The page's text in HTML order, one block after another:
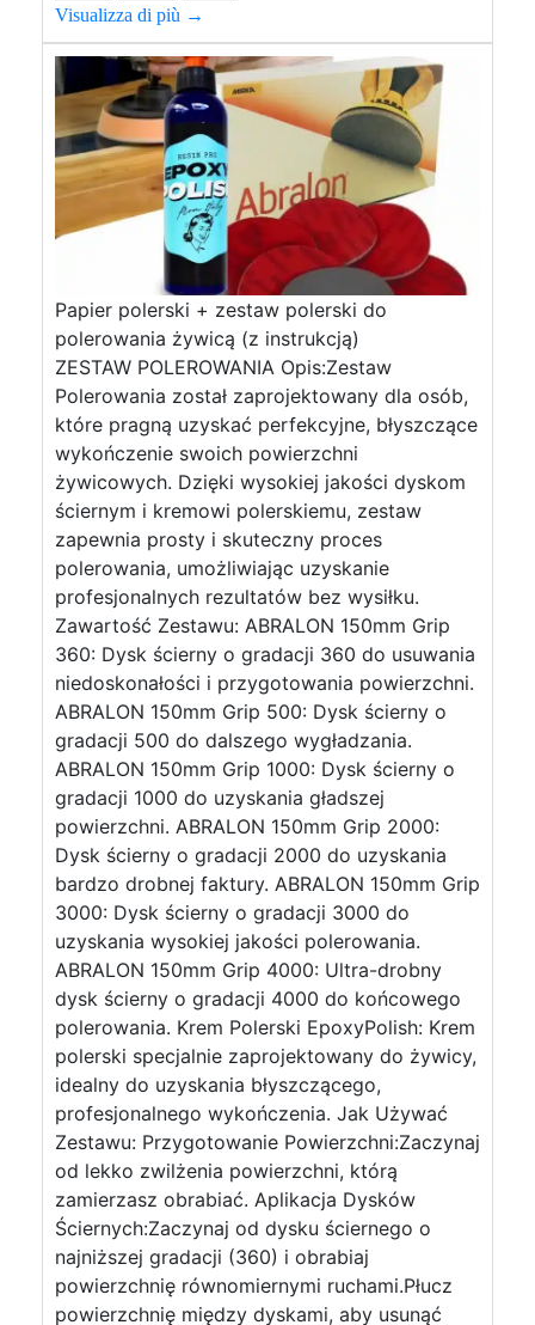
Visualizza di più →
Papier polerski + zestaw polerski do
polerowania żywicą (z instrukcją)
ZESTAW POLEROWANIA Opis:Zestaw
Polerowania został zaprojektowany dla osób,
które pragną uzyskać perfekcyjne, błyszczące
wykończenie swoich powierzchni
żywicowych. Dzięki wysokiej jakości dyskom
ściernym i kremowi polerskiemu, zestaw
zapewnia prosty i skuteczny proces
polerowania, umożliwiając uzyskanie
profesjonalnych rezultatów bez wysiłku.
Zawartość Zestawu: ABRALON 150mm Grip
360: Dysk ścierny o gradacji 360 do usuwania
niedoskonałości i przygotowania powierzchni.
ABRALON 150mm Grip 500: Dysk ścierny o
gradacji 500 do dalszego wygładzania.
ABRALON 150mm Grip 1000: Dysk ścierny o
gradacji 1000 do uzyskania gładszej
powierzchni. ABRALON 150mm Grip 2000:
Dysk ścierny o gradacji 2000 do uzyskania
bardzo drobnej faktury. ABRALON 150mm Grip
3000: Dysk ścierny o gradacji 3000 do
uzyskania wysokiej jakości polerowania.
ABRALON 150mm Grip 4000: Ultra-drobny
dysk ścierny o gradacji 4000 do końcowego
polerowania. Krem Polerski EpoxyPolish: Krem
polerski specjalnie zaprojektowany do żywicy,
idealny do uzyskania błyszczącego,
profesjonalnego wykończenia. Jak Używać
Zestawu: Przygotowanie Powierzchni:Zaczynaj
od lekko zwilżenia powierzchni, którą
zamierzasz obrabiać. Aplikacja Dysków
Ściernych:Zaczynaj od dysku ściernego o
najniższej gradacji (360) i obrabiaj
powierzchnię równomiernymi ruchami.Płucz
powierzchnię między dyskami, aby usunąć